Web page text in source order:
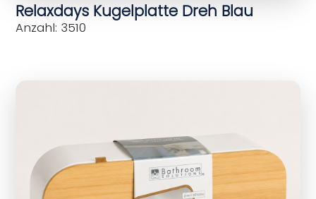
Relaxdays Kugelplatte Dreh Blau
Anzahl: 3510